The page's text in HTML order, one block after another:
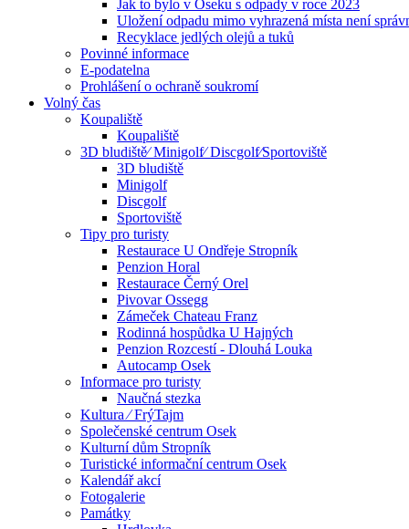
Jak to bylo v Oseku s odpady v roce 2023
Uložení odpadu mimo vyhrazená místa není
Recyklace jedlých olejů a tuků
Povinné informace
E-podatelna
Prohlášení o ochraně soukromí
Volný čas
Koupaliště
Koupaliště
3D bludiště⁄ Minigolf⁄ Discgolf⁄Sportoviště
3D bludiště
Minigolf
Discgolf
Sportoviště
Tipy pro turisty
Restaurace U Ondřeje Stropník
Penzion Horal
Restaurace Černý Orel
Pivovar Ossegg
Zámeček Chateau Franz
Rodinná hospůdka U Hajných
Penzion Rozcestí - Dlouhá Louka
Autocamp Osek
Informace pro turisty
Naučná stezka
Kultura ⁄ FrýTajm
Společenské centrum Osek
Kulturní dům Stropník
Turistické informační centrum Osek
Kalendář akcí
Fotogalerie
Památky